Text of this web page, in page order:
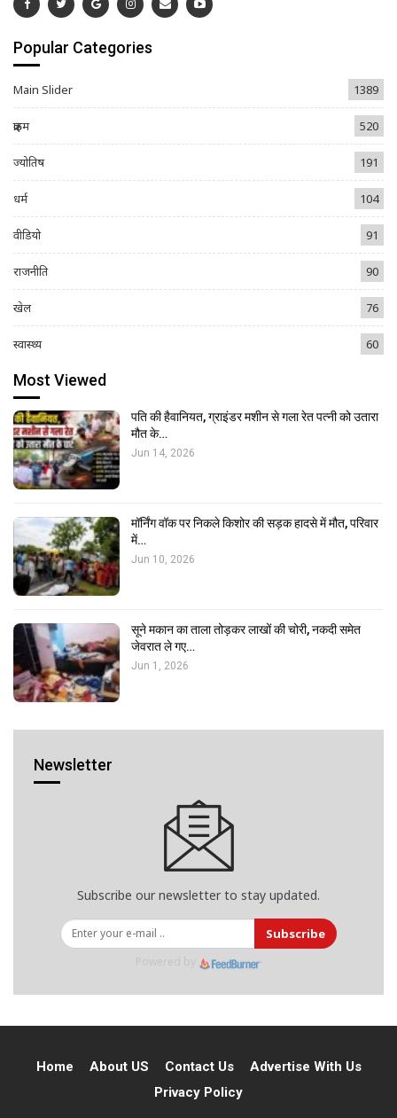
Popular Categories
Main Slider 1389
क्राइम 520
ज्योतिष 191
धर्म 104
वीडियो 91
राजनीति 90
खेल 76
स्वास्थ्य 60
Most Viewed
पति की हैवानियत, ग्राइंडर मशीन से गला रेत पत्नी को उतारा
मौत के…
Jun 14, 2026
मॉर्निंग वॉक पर निकले किशोर की सड़क हादसे में मौत, परिवार
में…
Jun 10, 2026
सूने मकान का ताला तोड़कर लाखों की चोरी, नकदी समेत
जेवरात ले गए…
Jun 1, 2026
Newsletter
Subscribe our newsletter to stay updated.
Subscribe
Home About US Contact Us
Advertise With Us
Privacy Policy